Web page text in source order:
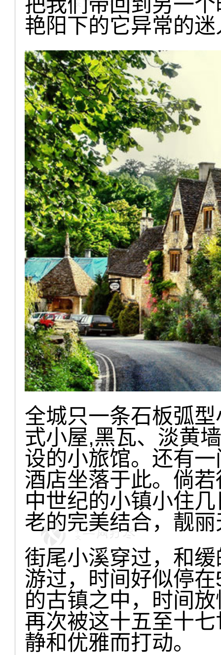
艳阳下的它异常的
全城只一条石板弧
式小屋,黑瓦、淡黄
设的小旅馆。还有
酒店坐落于此。倘
中世纪的小镇小住
老的完美结合，靓
街尾小溪穿过，和
游过，时间好似停
的古镇之中，时间
再次被这十五至十
静和优雅而打动。